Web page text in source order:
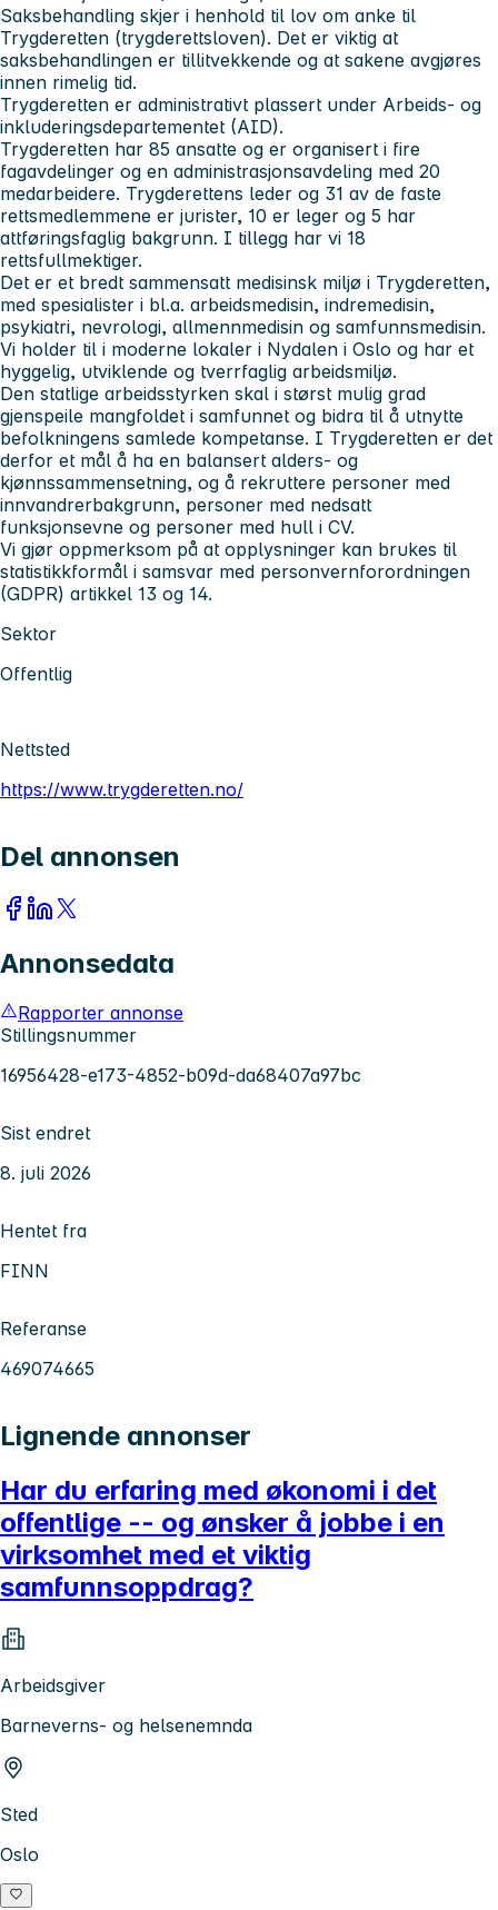
Saksbehandling skjer i henhold til lov om anke til
Trygderetten (trygderettsloven). Det er viktig at
saksbehandlingen er tillitvekkende og at sakene avgjøres
innen rimelig tid.
Trygderetten er administrativt plassert under Arbeids- og
inkluderingsdepartementet (AID).
Trygderetten har 85 ansatte og er organisert i fire
fagavdelinger og en administrasjonsavdeling med 20
medarbeidere. Trygderettens leder og 31 av de faste
rettsmedlemmene er jurister, 10 er leger og 5 har
attføringsfaglig bakgrunn. I tillegg har vi 18
rettsfullmektiger.
Det er et bredt sammensatt medisinsk miljø i Trygderetten,
med spesialister i bl.a. arbeidsmedisin, indremedisin,
psykiatri, nevrologi, allmennmedisin og samfunnsmedisin.
Vi holder til i moderne lokaler i Nydalen i Oslo og har et
hyggelig, utviklende og tverrfaglig arbeidsmiljø.
Den statlige arbeidsstyrken skal i størst mulig grad
gjenspeile mangfoldet i samfunnet og bidra til å utnytte
befolkningens samlede kompetanse. I Trygderetten er det
derfor et mål å ha en balansert alders- og
kjønnssammensetning, og å rekruttere personer med
innvandrerbakgrunn, personer med nedsatt
funksjonsevne og personer med hull i CV.
Vi gjør oppmerksom på at opplysninger kan brukes til
statistikkformål i samsvar med personvernforordningen
(GDPR) artikkel 13 og 14.
Sektor
Offentlig
Nettsted
https://www.trygderetten.no/
Del annonsen
Annonsedata
Rapporter annonse
Stillingsnummer
16956428-e173-4852-b09d-da68407a97bc
Sist endret
8. juli 2026
Hentet fra
FINN
Referanse
469074665
Lignende annonser
Har du erfaring med økonomi i det
offentlige -- og ønsker å jobbe i en
virksomhet med et viktig
samfunnsoppdrag?
Arbeidsgiver
Barneverns- og helsenemnda
Sted
Oslo